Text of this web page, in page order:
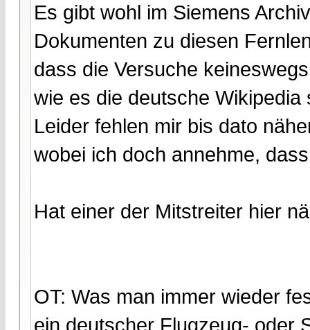
Es gibt wohl im Siemens
Dokumenten zu diesen
dass die Versuche
wie es die deutsche Wikipedia
Leider fehlen mir bis dato
wobei ich doch annehme,
Hat einer der Mitstreiter hier
OT: Was man immer wieder
ein deutscher Flugzeug- oder